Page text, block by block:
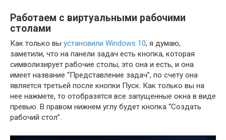
Работаем с виртуальными рабочими
столами
Как только вы установили Windows 10, я думаю,
заметили, что на панели задач есть кнопка, которая
символизирует рабочие столы, это она и есть, и она
имеет название “Представление задач”, по счету она
является третьей после кнопки Пуск. Как только вы на
нее нажмете, то отобразятся все запущенные окна в виде
превью. В правом нижнем углу будет кнопка “Создать
рабочий стол”.